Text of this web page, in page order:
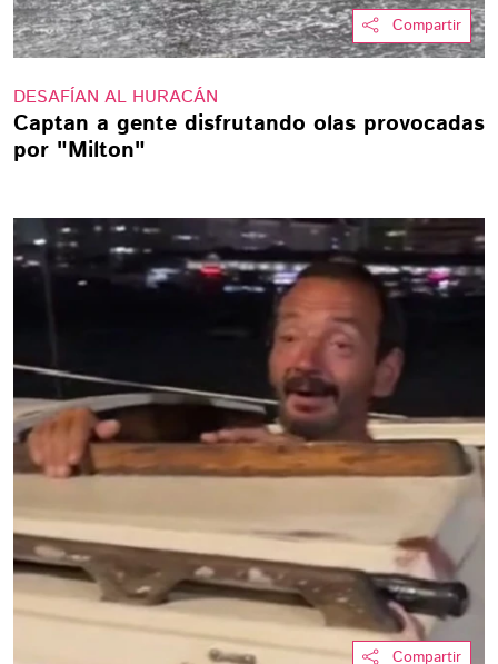
Compartir
DESAFÍAN AL HURACÁN
Captan a gente disfrutando olas provocadas
por "Milton"
Compartir